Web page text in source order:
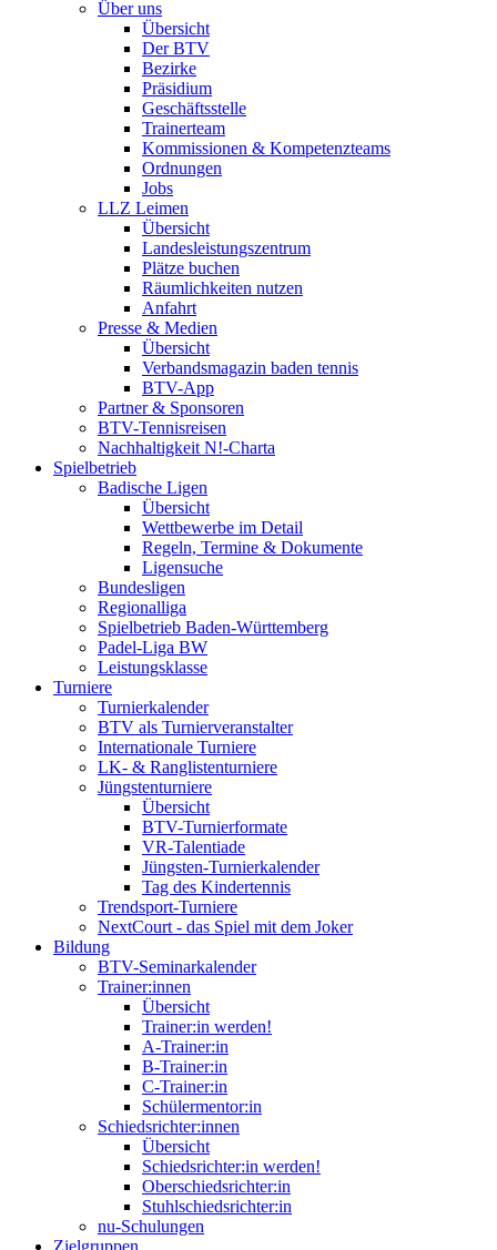
Über uns
Übersicht
Der BTV
Bezirke
Präsidium
Geschäftsstelle
Trainerteam
Kommissionen & Kompetenzteams
Ordnungen
Jobs
LLZ Leimen
Übersicht
Landesleistungszentrum
Plätze buchen
Räumlichkeiten nutzen
Anfahrt
Presse & Medien
Übersicht
Verbandsmagazin baden tennis
BTV-App
Partner & Sponsoren
BTV-Tennisreisen
Nachhaltigkeit N!-Charta
Spielbetrieb
Badische Ligen
Übersicht
Wettbewerbe im Detail
Regeln, Termine & Dokumente
Ligensuche
Bundesligen
Regionalliga
Spielbetrieb Baden-Württemberg
Padel-Liga BW
Leistungsklasse
Turniere
Turnierkalender
BTV als Turnierveranstalter
Internationale Turniere
LK- & Ranglistenturniere
Jüngstenturniere
Übersicht
BTV-Turnierformate
VR-Talentiade
Jüngsten-Turnierkalender
Tag des Kindertennis
Trendsport-Turniere
NextCourt - das Spiel mit dem Joker
Bildung
BTV-Seminarkalender
Trainer:innen
Übersicht
Trainer:in werden!
A-Trainer:in
B-Trainer:in
C-Trainer:in
Schülermentor:in
Schiedsrichter:innen
Übersicht
Schiedsrichter:in werden!
Oberschiedsrichter:in
Stuhlschiedsrichter:in
nu-Schulungen
Zielgruppen